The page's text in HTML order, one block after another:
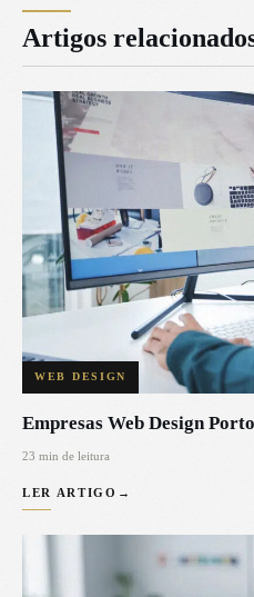
Artigos
WEB DESIGN
Empresas Web Design
23 min de leitura
LER ARTIGO →